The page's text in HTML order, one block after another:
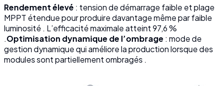
Rendement élevé : tension de démarrage faible et plage
MPPT étendue pour produire davantage même par faible
luminosité . L’efficacité maximale atteint 97,6 %
.Optimisation dynamique de l’ombrage : mode de
gestion dynamique qui améliore la production lorsque des
modules sont partiellement ombragés .